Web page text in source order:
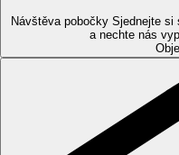
Denní a večerní
Děti
Dětský bazén, dětské
Zdarma:
WiFi v
Návštěva pobočky Sjednejte si
a nechte nás